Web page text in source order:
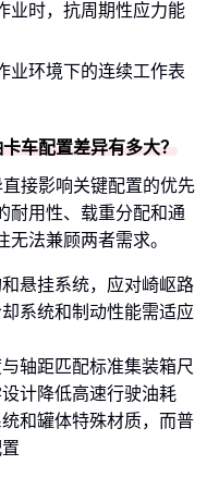
时，抗周期性应力能
业环境下的连续工作表
车配置差异有多大？
接影响关键配置的优先
耐用性、载重分配和通
法兼顾两者需求。
悬挂系统，应对崎岖路
系统和制动性能需适应
轴距匹配标准集装箱尺
计降低高速行驶油耗
和罐体特殊材质，而普